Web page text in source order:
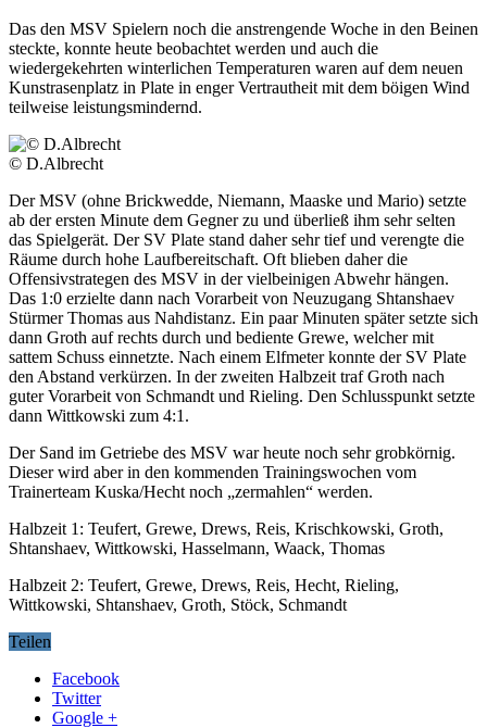
Das den MSV Spielern noch die anstrengende Woche in den Beinen
steckte, konnte heute beobachtet werden und auch die
wiedergekehrten winterlichen Temperaturen waren auf dem neuen
Kunstrasenplatz in Plate in enger Vertrautheit mit dem böigen Wind
teilweise leistungsmindernd.
© D.Albrecht
Der MSV (ohne Brickwedde, Niemann, Maaske und Mario) setzte
ab der ersten Minute dem Gegner zu und überließ ihm sehr selten
das Spielgerät. Der SV Plate stand daher sehr tief und verengte die
Räume durch hohe Laufbereitschaft. Oft blieben daher die
Offensivstrategen des MSV in der vielbeinigen Abwehr hängen.
Das 1:0 erzielte dann nach Vorarbeit von Neuzugang Shtanshaev
Stürmer Thomas aus Nahdistanz. Ein paar Minuten später setzte sich
dann Groth auf rechts durch und bediente Grewe, welcher mit
sattem Schuss einnetzte. Nach einem Elfmeter konnte der SV Plate
den Abstand verkürzen. In der zweiten Halbzeit traf Groth nach
guter Vorarbeit von Schmandt und Rieling. Den Schlusspunkt setzte
dann Wittkowski zum 4:1.
Der Sand im Getriebe des MSV war heute noch sehr grobkörnig.
Dieser wird aber in den kommenden Trainingswochen vom
Trainerteam Kuska/Hecht noch „zermahlen“ werden.
Halbzeit 1: Teufert, Grewe, Drews, Reis, Krischkowski, Groth,
Shtanshaev, Wittkowski, Hasselmann, Waack, Thomas
Halbzeit 2: Teufert, Grewe, Drews, Reis, Hecht, Rieling,
Wittkowski, Shtanshaev, Groth, Stöck, Schmandt
Teilen
Facebook
Twitter
Google +